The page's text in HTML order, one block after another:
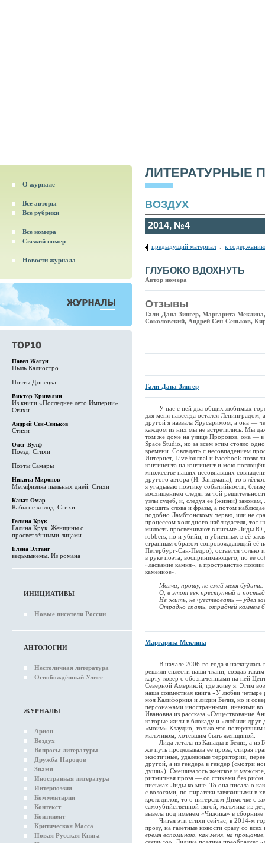
О журнале
Все авторы
Все рубрики
Все номера
Свежий номер
Новости журнала
Павел Жагун
Пыль Калиостро
Поэты Донецка
Виктор Кривулин
Из книги «Последнее лето Империи».
Стихи
Андрей Сен-Сеньков
Стихи
Олег Вулф
Поезд. Стихи
Поэты Самары
Никита Миронов
Метафизика пыльных дней. Стихи
Канат Омар
Кабы не холод. Стихи
Галина Крук
Галина Крук. Женщины с
просветлёнными лицами
Елена Элтанг
ведьмынемы. Из романа
ИНИЦИАТИВЫ
Новые писатели России
АНТОЛОГИИ
Нестоличная литература
Освобождённый Улисс
ЖУРНАЛЫ
Арион
Воздух
Вопросы литературы
Дружба Народов
Знамя
Иностранная литература
Интерпоэзия
Комментарии
Контекст
Континент
Критическая Масса
Новая Русская Книга
ЛИТЕРАТУРНЫЕ
ВОЗДУХ
2014, №4
предыдущий материал к
ГЛУБОКО ВДОХНУТЬ
Автор номера
Отзывы
Гали-Дана Зингер, Маргарита
Соколовский, Андрей Сен-Сеньков,
Гали-Дана Зингер
У нас с ней два общих любимых
для меня навсегда остался
другой я назвала Ярусаримом, а она —
каждом из них мы не встретились. Мы
том же доме на улице Пророков, она —
Space Studio, но за всем этим стояло
времени. Совладать с несовпадением
Интернет, LiveJournal и Facebook
континента на континент и мою
множестве наших несовпавших
другого автора (И. Зандмана), то в
я угадываю поэтику событийности,
восхищением следят за той
узлы судеб, и, следуя её (жизни)
крошить слова и фразы, а потом
подобно Ламбтонскому червю, или не
процессом холодного наблюдателя, тот
милость просвечивают в письме Лиды
robbers, но и убийц, и убиенных в её
странным образом сопровождающий её
Петербург-Сан-Педро), остаётся только
в руке поэта, воспринимающего, по её
«ласкание камня», а пространство
каменное».
Молчи, прошу, не смей меня будить.
О, в этот век преступный и
Не жить, не чувствовать — удел
Отрадно спать, отрадней камнем
Маргарита Меклина
В начале 2006-го года я наткнулась
решили сплести наши ткани, создав
карту-ковёр с обозначенными на ней
Северной Америкой, где живу я. Этим
наша совместная книга «У любви четыре
моя Калифорния и лидин Белиз, но и
персонажами иностранными, инакими
Ивановна из рассказа «Существование
которые жили в блокаду и «любили друг
«моим» Клаудио, только что
мальчиком, хотевшим быть женщиной.
Лида летала из Канады в Белиз, а из
же путь проделывала её проза, стирая
экзотичные, удалённые территории,
другой, а из гендера в гендер (смотри
души»). Смешивалось женское и
ритмичная проза — со стихами без
письмах Лиды ко мне. То она писала о
с волосами, по-пиратски завязанными в
крокодилов, то о питерском Димочке с
самоубийственной тягой, мальчике из
вывела под именем «Чижика» в сборнике
Читая эти стихи сейчас, в 2014-м
прозу, на газетные новости сразу со
время вспоминаю, как меня, на